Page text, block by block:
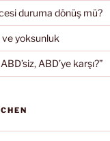
duruma dönüş mü?
yoksunluk
ABD’ye karşı?”